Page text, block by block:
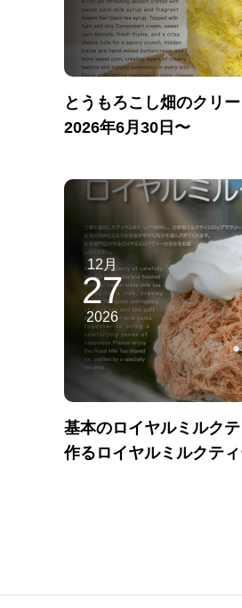
とうもろこし畑のクリー
2026年6月30日〜
12月
27
2026
基本のロイヤルミルク
作るロイヤルミルクテ